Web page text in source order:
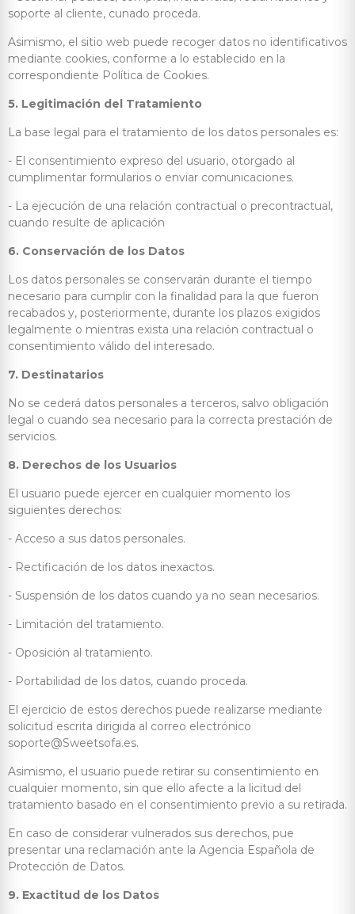
soporte al cliente, cunado proceda.
Asimismo, el sitio web puede recoger datos no identificativos
mediante cookies, conforme a lo establecido en la
correspondiente Política de Cookies.
5. Legitimación del Tratamiento
La base legal para el tratamiento de los datos personales es:
- El consentimiento expreso del usuario, otorgado al
cumplimentar formularios o enviar comunicaciones.
- La ejecución de una relación contractual o precontractual,
cuando resulte de aplicación
6. Conservación de los Datos
Los datos personales se conservarán durante el tiempo
necesario para cumplir con la finalidad para la que fueron
recabados y, posteriormente, durante los plazos exigidos
legalmente o mientras exista una relación contractual o
consentimiento válido del interesado.
7. Destinatarios
No se cederá datos personales a terceros, salvo obligación
legal o cuando sea necesario para la correcta prestación de
servicios.
8. Derechos de los Usuarios
El usuario puede ejercer en cualquier momento los
siguientes derechos:
- Acceso a sus datos personales.
- Rectificación de los datos inexactos.
- Suspensión de los datos cuando ya no sean necesarios.
- Limitación del tratamiento.
- Oposición al tratamiento.
- Portabilidad de los datos, cuando proceda.
El ejercicio de estos derechos puede realizarse mediante
solicitud escrita dirigida al correo electrónico
soporte@Sweetsofa.es.
Asimismo, el usuario puede retirar su consentimiento en
cualquier momento, sin que ello afecte a la licitud del
tratamiento basado en el consentimiento previo a su retirada.
En caso de considerar vulnerados sus derechos, pue
presentar una reclamación ante la Agencia Española de
Protección de Datos.
9. Exactitud de los Datos